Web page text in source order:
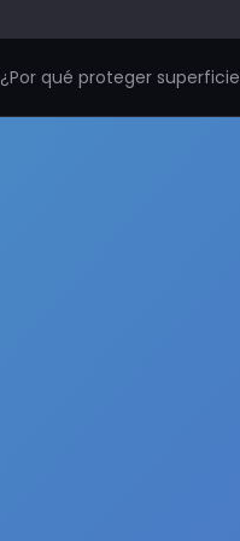
¿Por qué proteger